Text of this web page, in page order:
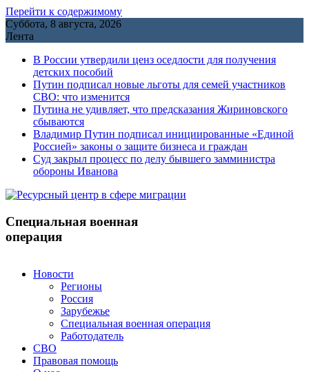
Перейти к содержимому
Суббота, 8 августа, 2026
Лента
В России утвердили ценз оседлости для получения
детских пособий
Путин подписал новые льготы для семей участников
СВО: что изменится
Путина не удивляет, что предсказания Жириновского
сбываются
Владимир Путин подписал инициированные «Единой
Россией» законы о защите бизнеса и граждан
Cуд закрыл процесс по делу бывшего замминистра
обороны Иванова
Специальная военная
операция
Новости
Регионы
Россия
Зарубежье
Специальная военная операция
Работодатель
СВО
Правовая помощь